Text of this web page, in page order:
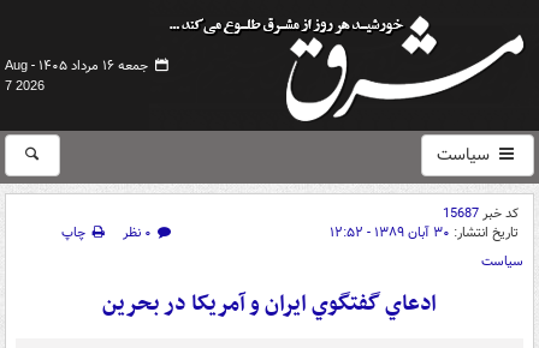
جمعه ۱۶ مرداد ۱۴۰۵ -
Aug
7 2026
سیاست
کد خبر15687
تاریخ انتشار: ۳۰ آبان ۱۳۸۹ - ۱۲:۵۲ ۰ نظر
چاپ
سیاست
ادعاي گفتگوي ايران و آمريکا در بحرين